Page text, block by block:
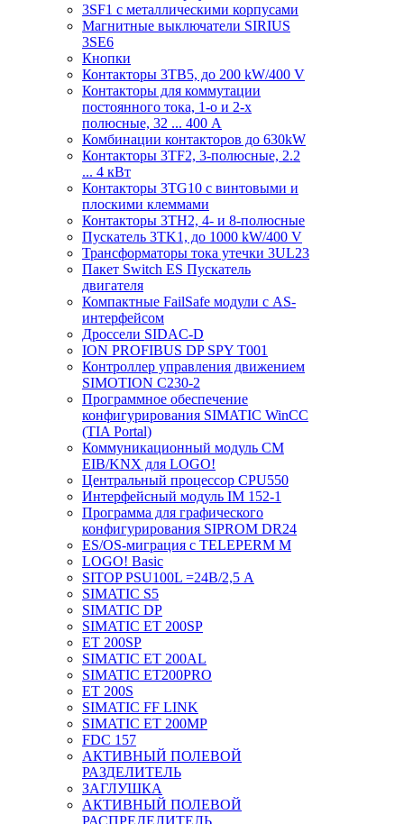
3SF1 с металлическими корпусами
Магнитные выключатели SIRIUS
3SE6
Кнопки
Контакторы 3TB5, до 200 kW/400 V
Контакторы для коммутации
постоянного тока, 1-о и 2-х
полюсные, 32 ... 400 A
Комбинации контакторов до 630kW
Контакторы 3TF2, 3-полюсные, 2.2
... 4 кВт
Контакторы 3TG10 c винтовыми и
плоскими клеммами
Контакторы 3TH2, 4- и 8-полюсные
Пускатель 3TK1, до 1000 kW/400 V
Трансформаторы тока утечки 3UL23
Пакет Switch ES Пускатель
двигателя
Компактные FailSafe модули с AS-
интерфейсом
Дроссели SIDAC-D
ION PROFIBUS DP SPY T001
Контроллер управления движением
SIMOTION C230-2
Программное обеспечение
конфигурирования SIMATIC WinCC
(TIA Portal)
Коммуникационный модуль CM
EIB/KNX для LOGO!
Центральный процессор CPU550
Интерфейсный модуль IM 152-1
Программа для графического
конфигурирования SIPROM DR24
ES/OS-миграция с TELEPERM M
LOGO! Basic
SITOP PSU100L =24В/2,5 A
SIMATIC S5
SIMATIC DP
SIMATIC ET 200SP
ET 200SP
SIMATIC ET 200AL
SIMATIC ET200PRO
ET 200S
SIMATIC FF LINK
SIMATIC ET 200MP
FDC 157
АКТИВНЫЙ ПОЛЕВОЙ
РАЗДЕЛИТЕЛЬ
ЗАГЛУШКА
АКТИВНЫЙ ПОЛЕВОЙ
РАСПРЕДЕЛИТЕЛЬ